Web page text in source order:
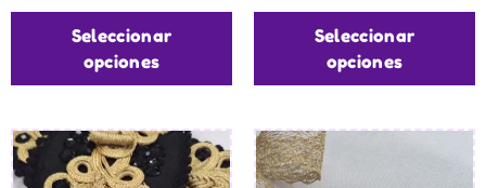
Seleccionar
opciones
Seleccionar
opciones